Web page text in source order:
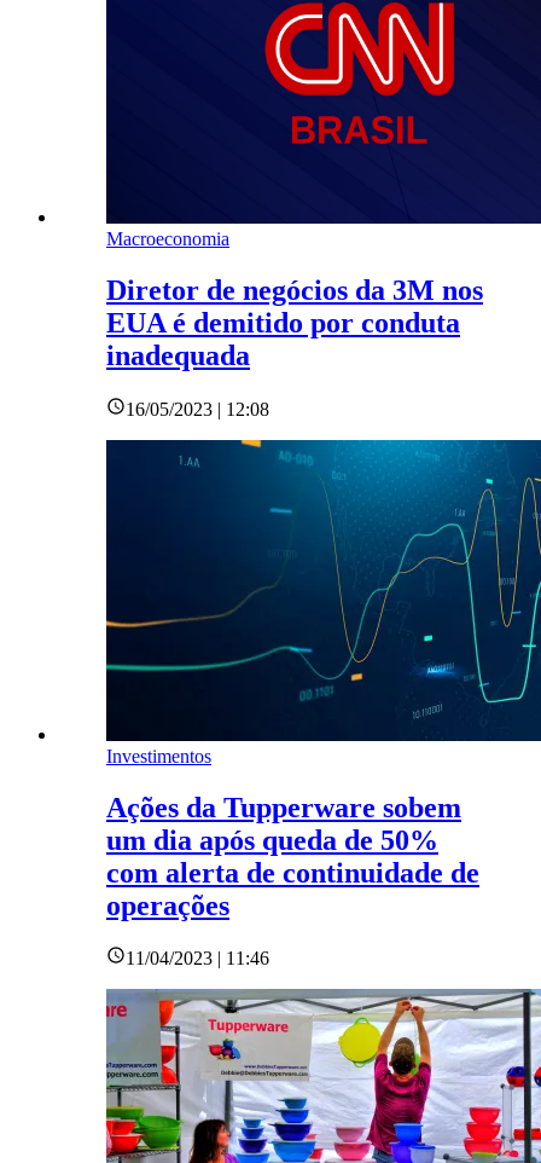
Macroeconomia
Diretor de negócios da 3M nos
EUA é demitido por conduta
inadequada
16/05/2023 | 12:08
Investimentos
Ações da Tupperware sobem
um dia após queda de 50%
com alerta de continuidade de
operações
11/04/2023 | 11:46